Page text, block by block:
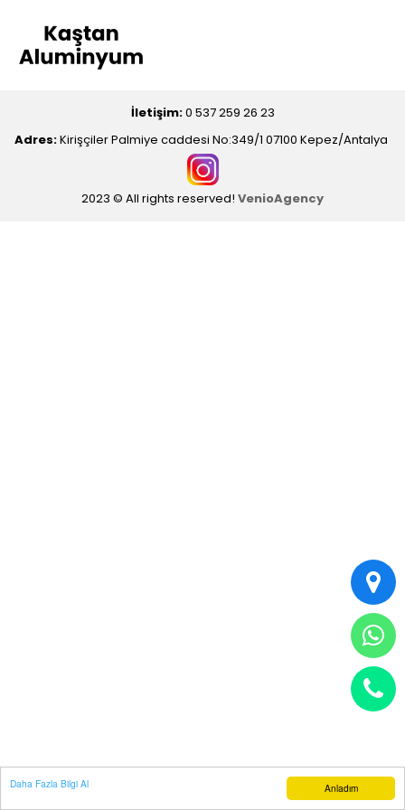
Anladım
Daha Fazla Bilgi Al
İletişim:0 537 259 26 23
Adres:Kirişçiler Palmiye caddesi No:349/1 07100 Kepez/Antalya
2023 © All rights reserved! VenioAgency